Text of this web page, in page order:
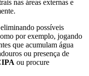
nas áreas externas e
possíveis
por exemplo, jogando
que acumulam água
ou presença de
ou procure